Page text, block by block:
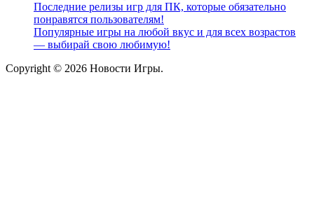
Последние релизы игр для ПК, которые обязательно
понравятся пользователям!
Популярные игры на любой вкус и для всех возрастов
— выбирай свою любимую!
Copyright © 2026 Новости Игры.